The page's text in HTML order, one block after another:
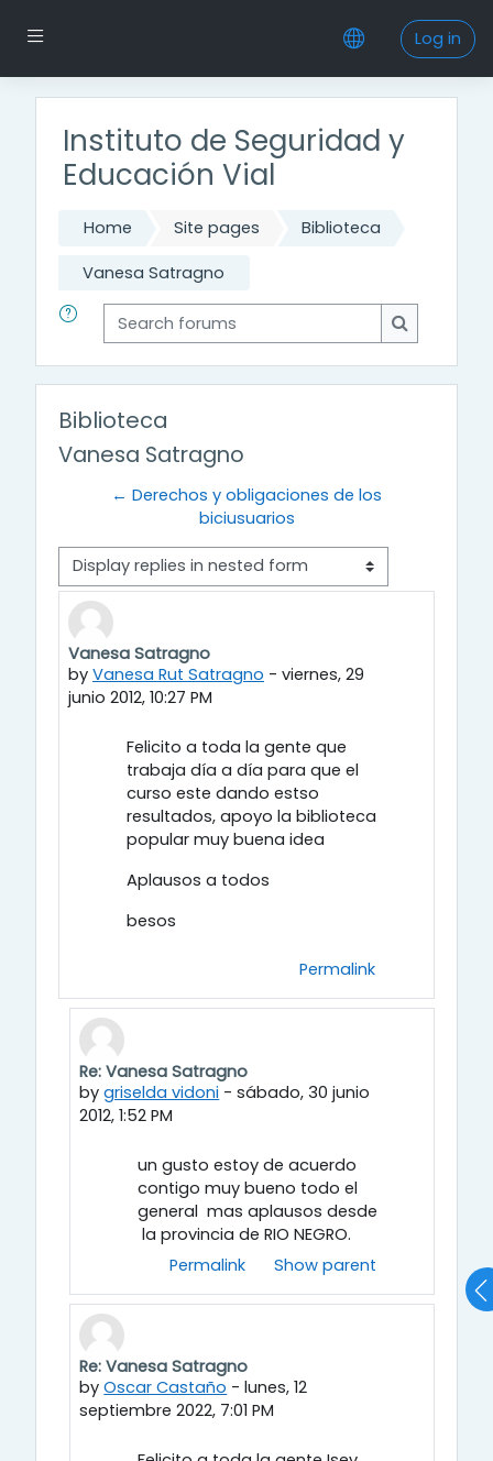
Side panel Log in
Instituto de Seguridad y
Educación Vial
Home Site pages Biblioteca
Vanesa Satragno
Search forums
Search
Biblioteca
Vanesa Satragno
← Derechos y obligaciones de los
biciusuarios
Display mode
Vanesa Satragno
by Vanesa Rut Satragno - viernes, 29
junio 2012, 10:27 PM
Number of replies: 2
Felicito a toda la gente que
trabaja día a día para que el
curso este dando estso
resultados, apoyo la biblioteca
popular muy buena idea
Aplausos a todos
besos
Permalink
In reply to Vanesa Rut Satragno
Re: Vanesa Satragno
bygriselda vidoni -sábado, 30 junio
2012, 1:52 PM
un gusto estoy de acuerdo
contigo muy bueno todo el
general mas aplausos desde
la provincia de RIO NEGRO.
Permalink
Show parent
In reply to Vanesa Rut Satragno
Re: Vanesa Satragno
byOscar Castaño -lunes, 12
septiembre 2022, 7:01 PM